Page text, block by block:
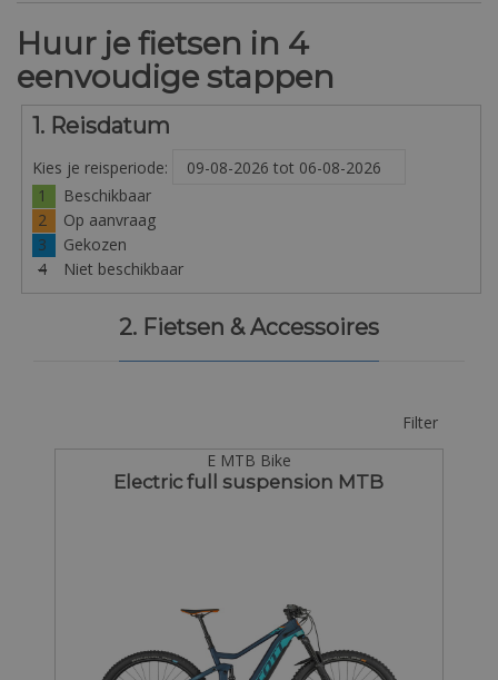
Huur je fietsen in 4
eenvoudige stappen
1. Reisdatum
Kies je reisperiode:
1
Beschikbaar
2
Op aanvraag
3
Gekozen
4
Niet beschikbaar
2. Fietsen & Accessoires
Filter
E MTB Bike
Electric full suspension MTB